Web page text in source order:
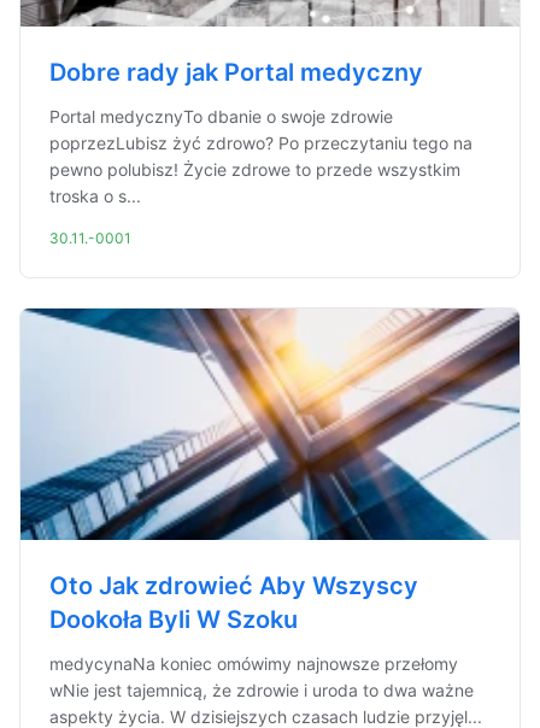
Dobre rady jak Portal medyczny
Portal medycznyTo dbanie o swoje zdrowie
poprzezLubisz żyć zdrowo? Po przeczytaniu tego na
pewno polubisz! Życie zdrowe to przede wszystkim
troska o s...
30.11.-0001
Oto Jak zdrowieć Aby Wszyscy
Dookoła Byli W Szoku
medycynaNa koniec omówimy najnowsze przełomy
wNie jest tajemnicą, że zdrowie i uroda to dwa ważne
aspekty życia. W dzisiejszych czasach ludzie przyjęl...